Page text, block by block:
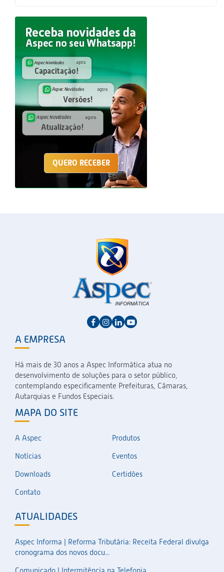
QUERO RECEBER
A EMPRESA
Há mais de 30 anos a Aspec Informática atua no
desenvolvimento de soluções para o setor público,
contemplando especificamente Prefeituras, Câmaras,
Autarquias e Fundos Especiais.
MAPA DO SITE
A Aspec
Produtos
Notícias
Eventos
Downloads
Certidões
Contato
ATUALIDADES
Aspec Informa | Reforma Tributária: Receita Federal divulga
cronograma dos novos docu...